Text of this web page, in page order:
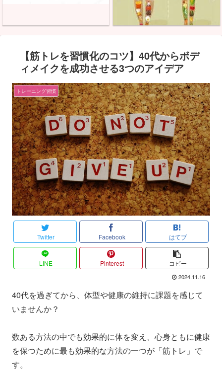
【筋トレを習慣化のコツ】40代からボデ
ィメイクを成功させる3つのアイデア
トレーニング習慣
Twitter Facebook はてブ
LINE Pinterest コピー
2024.11.16
40代を過ぎてから、体型や健康の維持に課題を感じて
いませんか？
数ある方法の中でも効果的に体を変え、心身ともに健康
を保つために最も効果的な方法の一つが「筋トレ」で
す。